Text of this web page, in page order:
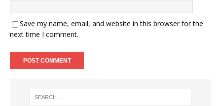
Save my name, email, and website in this browser for the
next time I comment.